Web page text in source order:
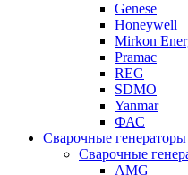
Genese
Honeywell
Mirkon
Pramac
REG
SDMO
Yanmar
ФАС
Сварочные генераторы
Сварочные
AMG